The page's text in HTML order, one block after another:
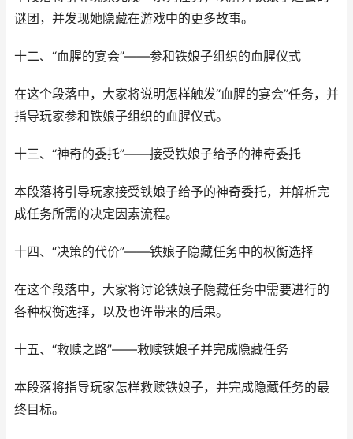
谜团，并发现她隐藏在游戏中的更多故事。
十二、“血腥的宴会”——参和铁娘子组织的血腥仪式
在这个段落中，大家将说明怎样触发“血腥的宴会”任务，并
指导玩家参和铁娘子组织的血腥仪式。
十三、“神奇的委托”——接受铁娘子给予的神奇委托
本段落将引导玩家接受铁娘子给予的神奇委托，并解析完
成任务所需的决定因素流程。
十四、“决策的代价”——铁娘子隐藏任务中的权衡选择
在这个段落中，大家将讨论铁娘子隐藏任务中需要进行的
各种权衡选择，以及也许带来的后果。
十五、“救赎之路”——救赎铁娘子并完成隐藏任务
本段落将指导玩家怎样救赎铁娘子，并完成隐藏任务的最
终目标。